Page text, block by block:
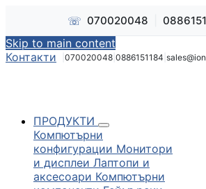
☏ 070020048
Skip to main content
Контакти
070020048 0886151184
ПРОДУКТИ
Компютърни
конфигурации Монитори
и дисплеи Лаптопи и
аксесоари Компютърни